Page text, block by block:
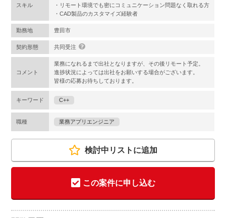
スキル
・リモート環境でも密にコミュニケーション問題なく取れる方
・CAD製品のカスタマイズ経験者
勤務地 豊田市
契約形態 共同受注
コメント
業務になれるまで出社となりますが、その後リモート予定。
進捗状況によっては出社をお願いする場合がございます。
皆様の応募お待ちしております。
キーワード C++
職種 業務アプリエンジニア
検討中リストに追加
この案件に申し込む